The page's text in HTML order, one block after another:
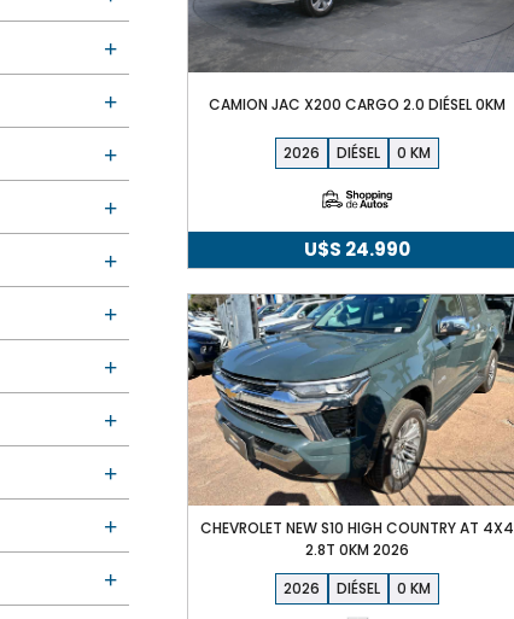
CAMION JAC X200 CARGO 2.0 DIÉSEL 0KM
2026 DIÉSEL 0
U$S 24.990
CHEVROLET NEW S10 HIGH COUNTRY AT 4X4
2.8T 0KM 2026
2026
DIÉSEL 0